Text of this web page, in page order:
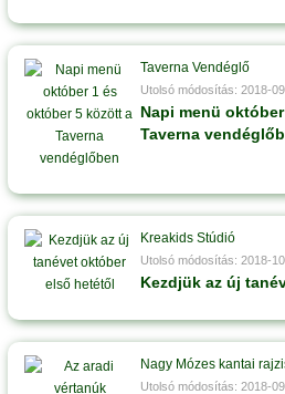
Taverna Vendéglő
Utolsó módosítás: 2018-
Napi menü
Taverna
Kreakids Stúdió
Utolsó módosítás: 2018-
Kezdjük az új
Nagy Mózes kantai
Utolsó módosítás: 2018-